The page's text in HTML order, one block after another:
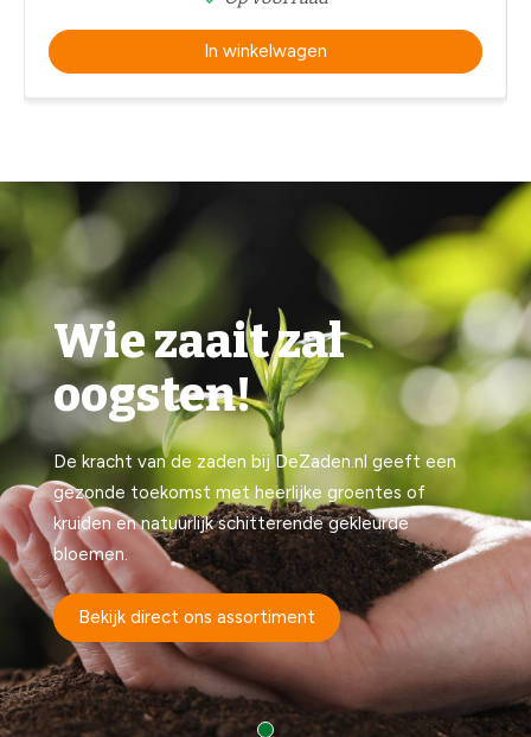
In winkelwagen
Wie zaait zal
oogsten!
De kracht van de zaden bij DeZaden.nl geeft een
gezonde toekomst met heerlijke groentes of
kruiden en natuurlijk schitterende gekleurde
bloemen.
Bekijk direct ons assortiment